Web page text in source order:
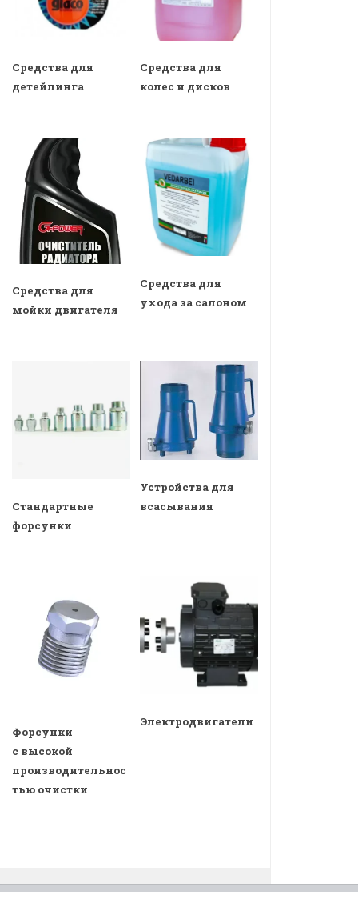
Средства для
детейлинга
Средства для
колес и дисков
Средства для
мойки двигателя
Средства для
ухода за салоном
Стандартные
форсунки
Устройства для
всасывания
Форсунки
с высокой
производительнос
тью очистки
Электродвигатели